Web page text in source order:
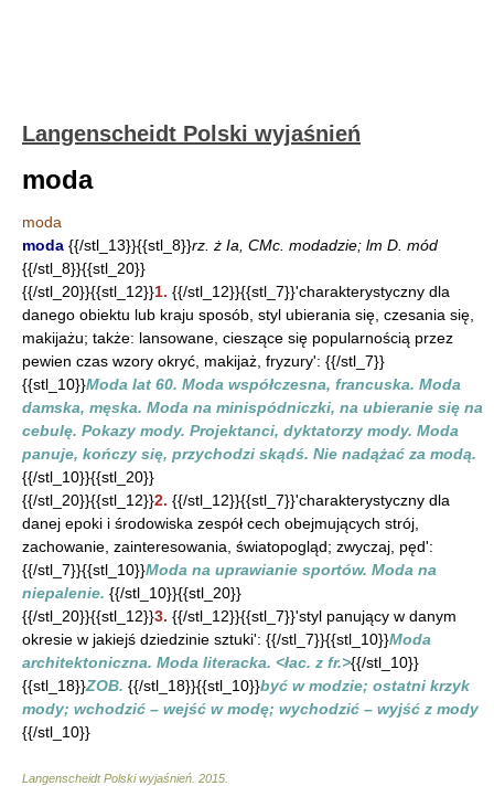
Langenscheidt Polski wyjaśnień
moda
moda
moda {{/stl_13}}{{stl_8}}rz. ż Ia, CMc. modadzie; lm D. mód
{{/stl_8}}{{stl_20}}
{{/stl_20}}{{stl_12}}1. {{/stl_12}}{{stl_7}}'charakterystyczny dla
danego obiektu lub kraju sposób, styl ubierania się, czesania się,
makijażu; także: lansowane, cieszące się popularnością przez
pewien czas wzory okryć, makijaż, fryzury': {{/stl_7}}
{{stl_10}}Moda lat 60. Moda współczesna, francuska. Moda
damska, męska. Moda na minispódniczki, na ubieranie się na
cebulę. Pokazy mody. Projektanci, dyktatorzy mody. Moda
panuje, kończy się, przychodzi skądś. Nie nadążać za modą.
{{/stl_10}}{{stl_20}}
{{/stl_20}}{{stl_12}}2. {{/stl_12}}{{stl_7}}'charakterystyczny dla
danej epoki i środowiska zespół cech obejmujących strój,
zachowanie, zainteresowania, światopogląd; zwyczaj, pęd':
{{/stl_7}}{{stl_10}}Moda na uprawianie sportów. Moda na
niepalenie. {{/stl_10}}{{stl_20}}
{{/stl_20}}{{stl_12}}3. {{/stl_12}}{{stl_7}}'styl panujący w danym
okresie w jakiejś dziedzinie sztuki': {{/stl_7}}{{stl_10}}Moda
architektoniczna. Moda literacka. <łac. z fr.>{{/stl_10}}
{{stl_18}}ZOB. {{/stl_18}}{{stl_10}}być w modzie; ostatni krzyk
mody; wchodzić – wejść w modę; wychodzić – wyjść z mody
{{/stl_10}}
Langenscheidt Polski wyjaśnień 2015